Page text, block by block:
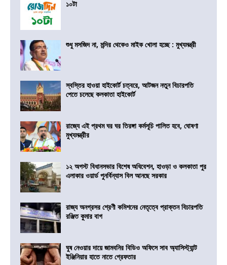
১০টা
শুধু মসজিদ না, মন্দির থেকেও মাইক খোলা হচ্ছে : মুখ্যমন্ত্রী
স্বস্তির হাওয়া হাইকোর্ট চত্বরে, আটজন নতুন বিচারপতি
পেতে চলেছে কলকাতা হাইকোর্ট
রাজ্যে এই প্রথম ঘর ঘর তিরঙ্গা কর্মসূচি পালিত হবে, ঘোষণা
মুখ্যমন্ত্রীর
১২ অগস্ট বিধানসভার বিশেষ অধিবেশন, হাওড়া ও কলকাতা পুর
এলাকার ওয়ার্ড পুনর্বিন্যাস বিল আনছে সরকার
রাজ্য অনগ্রসর শ্রেণী কমিশনের নেতৃত্বে প্রাক্তন বিচারপতি
রঞ্জিত কুমার বাগ
ঘুষ নেওয়ার দায়ে জামবনির বিডিও অফিসে সাব অ্যাসিস্ট্যান্ট
ইঞ্জিনিয়ার হাতে নাতে গ্রেফতার